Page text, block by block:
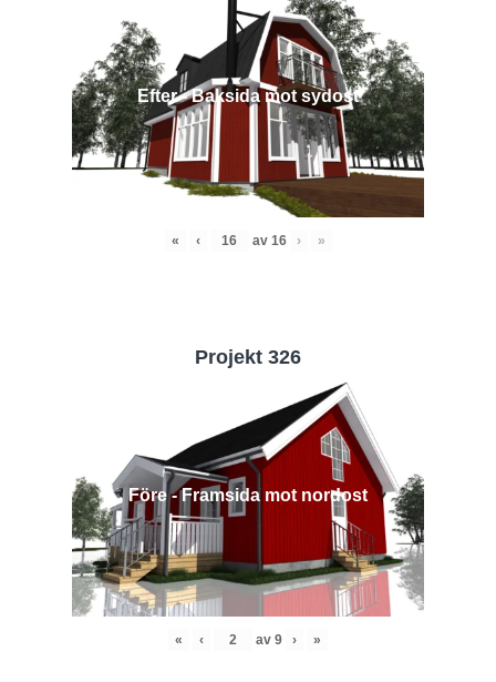
Efter - Baksida mot sydost
« ‹ av 16 › »
Projekt 326
Före - Framsida mot nordost
« ‹ av 9 › »